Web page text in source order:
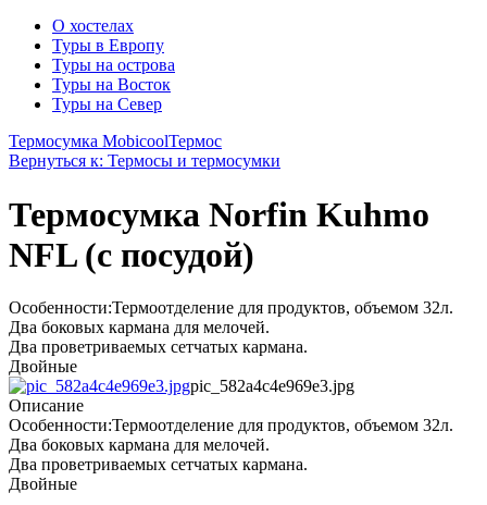
О хостелах
Туры в Европу
Туры на острова
Туры на Восток
Туры на Север
Термосумка MobicoolТермос
Вернуться к: Термосы и термосумки
Термосумка Norfin Kuhmo
NFL (с посудой)
Особенности:Термоотделение для продуктов, объемом 32л.
Два боковых кармана для мелочей.
Два проветриваемых сетчатых кармана.
Двойные
pic_582a4c4e969e3.jpg
Описание
Особенности:Термоотделение для продуктов, объемом 32л.
Два боковых кармана для мелочей.
Два проветриваемых сетчатых кармана.
Двойные